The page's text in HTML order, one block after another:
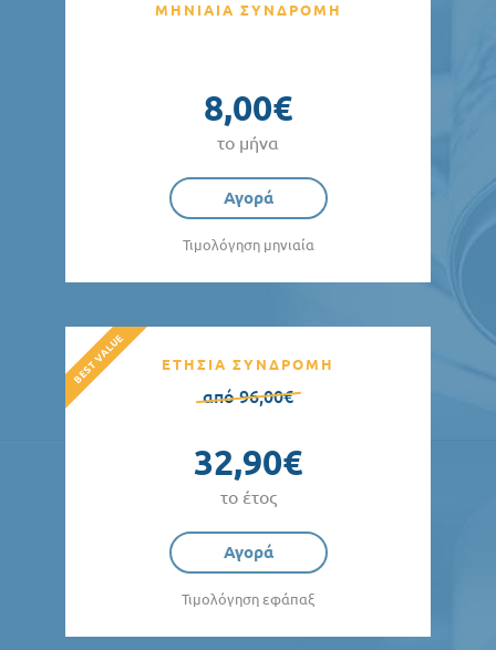
ΜΗΝΙΑΙΑ ΣΥΝΔΡΟΜΗ
8,00€
το μήνα
Αγορά
Τιμολόγηση μηνιαία
ΕΤΗΣΙΑ ΣΥΝΔΡΟΜΗ
από 96,00€
32,90€
το έτος
Αγορά
Τιμολόγηση εφάπαξ